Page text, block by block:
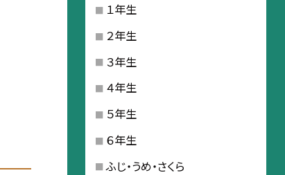
１年生
２年生
３年生
４年生
５年生
６年生
ふじ・うめ・さくら